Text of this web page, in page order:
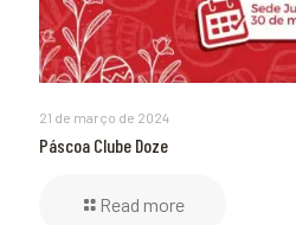
21 de março de 2024
Páscoa Clube Doze
Read more